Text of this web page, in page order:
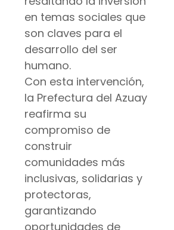
en temas sociales que
son claves para el
desarrollo del ser
humano.
Con esta intervención,
la Prefectura del Azuay
reafirma su
compromiso de
construir
comunidades más
inclusivas, solidarias y
protectoras,
garantizando
oportunidades de